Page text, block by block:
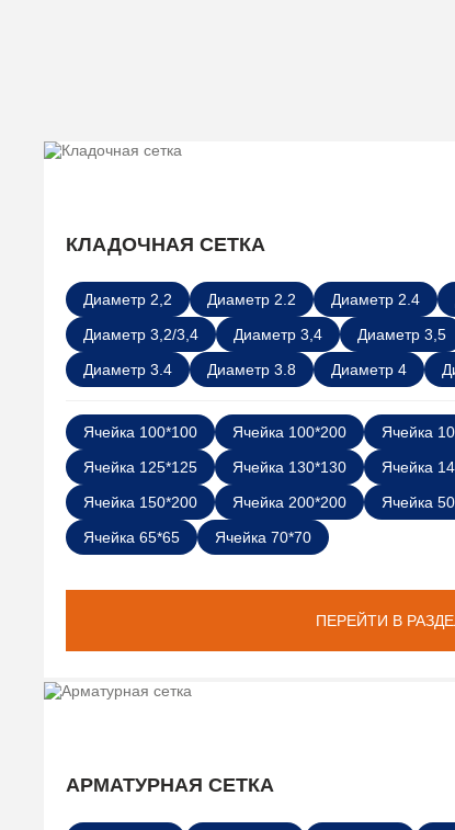
КЛАДОЧНАЯ СЕТКА
ПЕРЕЙТИ В
Диаметр 2,2 Диаметр 2.2 Диаметр 2.4
Диаметр 3,2/3,4
Диаметр 3,4 Диаметр 3,5
Диаметр 3.4
Диаметр 3.8 Диаметр 4
Ячейка 100*100 Ячейка 100*200 Ячейка
Ячейка 125*125
Ячейка 130*130 Ячейка
Ячейка 150*200
Ячейка 200*200 Ячейка
Ячейка 65*65
Ячейка 70*70
АРМАТУРНАЯ СЕТКА